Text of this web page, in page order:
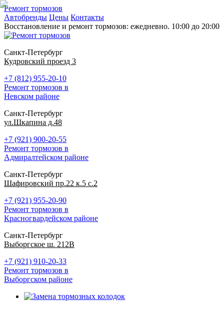
Ремонт тормозов
Автобренды Цены Контакты
Восстановление и ремонт тормозов: ежедневно. 10:00 до 20:00
Санкт-Петербург
Кудровский проезд 3
+7 (812) 955-20-10
Ремонт тормозов в
Невском районе
Санкт-Петербург
ул.Шкапина д.48
+7 (921) 900-20-55
Ремонт тормозов в
Адмиралтейском районе
Санкт-Петербург
Шафировский пр.22 к.5 с.2
+7 (921) 955-20-90
Ремонт тормозов в
Красногвардейском районе
Санкт-Петербург
Выборгское ш. 212В
+7 (921) 910-20-33
Ремонт тормозов в
Выборгском районе